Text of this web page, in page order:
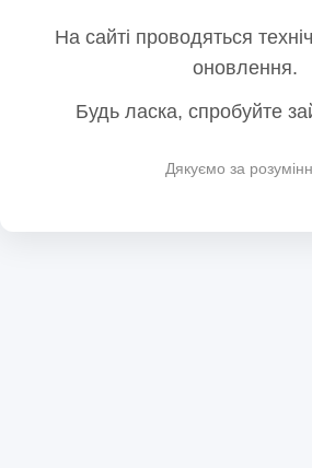
На сайті проводяться
оновлення.
Будь ласка, спробуйте
Дякуємо за